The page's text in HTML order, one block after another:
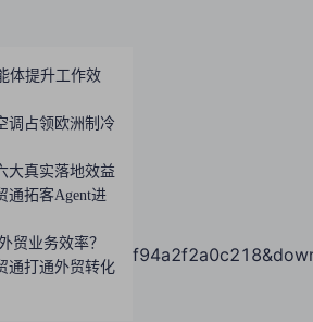
体提升工作效
调占领欧洲制冷
大真实落地效益
通拓客Agent进
贸业务效率？
通打通外贸转化